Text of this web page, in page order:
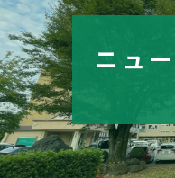
学校紹介
南高の教育
学校生活
ニュ